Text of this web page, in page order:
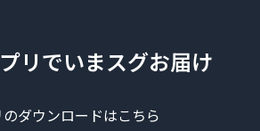
リでいまスグお届け
ダウンロードはこちら